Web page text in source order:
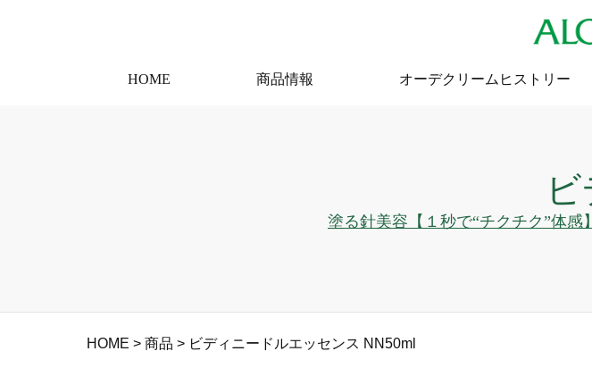
HOME 商品情報 オーデクリームヒストリー
ビ
塗る針美容【１秒で“チクチク”体
HOME > 商品 > ビディニードルエッセンス NN50ml